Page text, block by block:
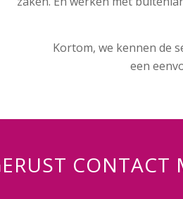
Kortom, we kennen de
een